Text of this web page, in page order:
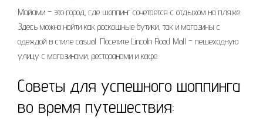
Майами – это город, где шоппинг сочетается с отдыхом на пляже.
Здесь можно найти как роскошные бутики, так и магазины с
одеждой в стиле casual. Посетите Lincoln Road Mall – пешеходную
улицу с магазинами, ресторанами и кафе.
Советы для успешного шоппинга
во время путешествия: